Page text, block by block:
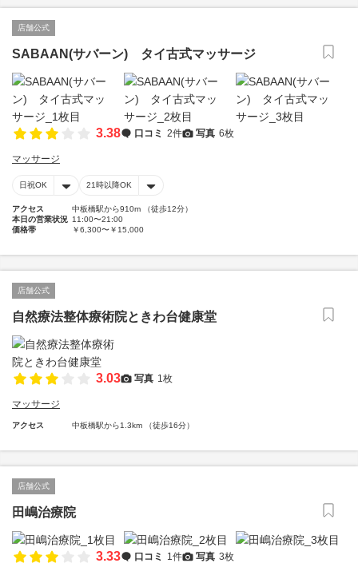
店舗公式
SABAAN(サバーン) タイ古式マッサージ
3.38 口コミ 2件 写真 6枚
マッサージ
日祝OK 21時以降OK
アクセス
中板橋駅から910m （徒歩12分）
本日の営業状況 11:00〜21:00
価格帯
￥6,300〜￥15,000
店舗公式
自然療法整体療術院ときわ台健康堂
3.03 写真 1枚
マッサージ
アクセス 中板橋駅から1.3km （徒歩16分）
店舗公式
田嶋治療院
3.33 口コミ 1件 写真 3枚